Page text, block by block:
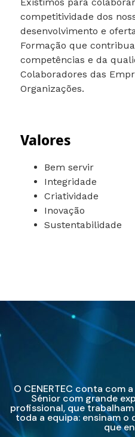
competitividade dos
desenvolvimento e
Formação que
competências e da
Colaboradores das
Organizações.
Valores
Bem servir
Integridade
Criatividade
Inovação
Sustentabilidade
O CENERTEC conta com
Sénior com grande
profissional, que
toda a equipa: ensinam
que